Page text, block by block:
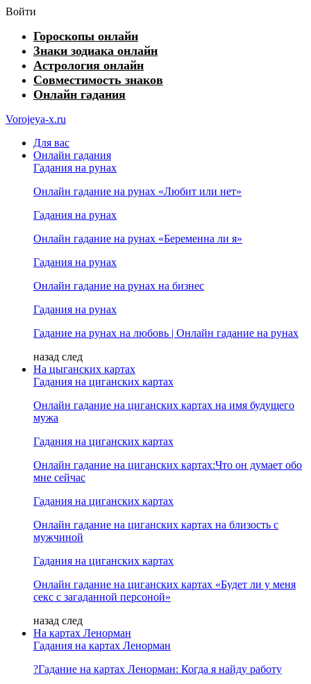
Войти
Гороскопы онлайн
Знаки зодиака онлайн
Астрология онлайн
Совместимость знаков
Онлайн гадания
Vorojeya-x.ru
Для вас
Онлайн гадания
Гадания на рунах
Онлайн гадание на рунах «Любит или нет»
Гадания на рунах
Онлайн гадание на рунах «Беременна ли я»
Гадания на рунах
Онлайн гадание на рунах на бизнес
Гадания на рунах
Гадание на рунах на любовь | Онлайн гадание на рунах
назад след
На цыганских картах
Гадания на циганских картах
Онлайн гадание на циганских картах на имя будущего
мужа
Гадания на циганских картах
Онлайн гадание на циганских картах:Что он думает обо
мне сейчас
Гадания на циганских картах
Онлайн гадание на циганских картах на близость с
мужчиной
Гадания на циганских картах
Онлайн гадание на циганских картах «Будет ли у меня
секс с загаданной персоной»
назад след
На картах Ленорман
Гадания на картах Ленорман
?Гадание на картах Ленорман: Когда я найду работу